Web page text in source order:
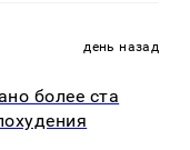
день назад
более ста